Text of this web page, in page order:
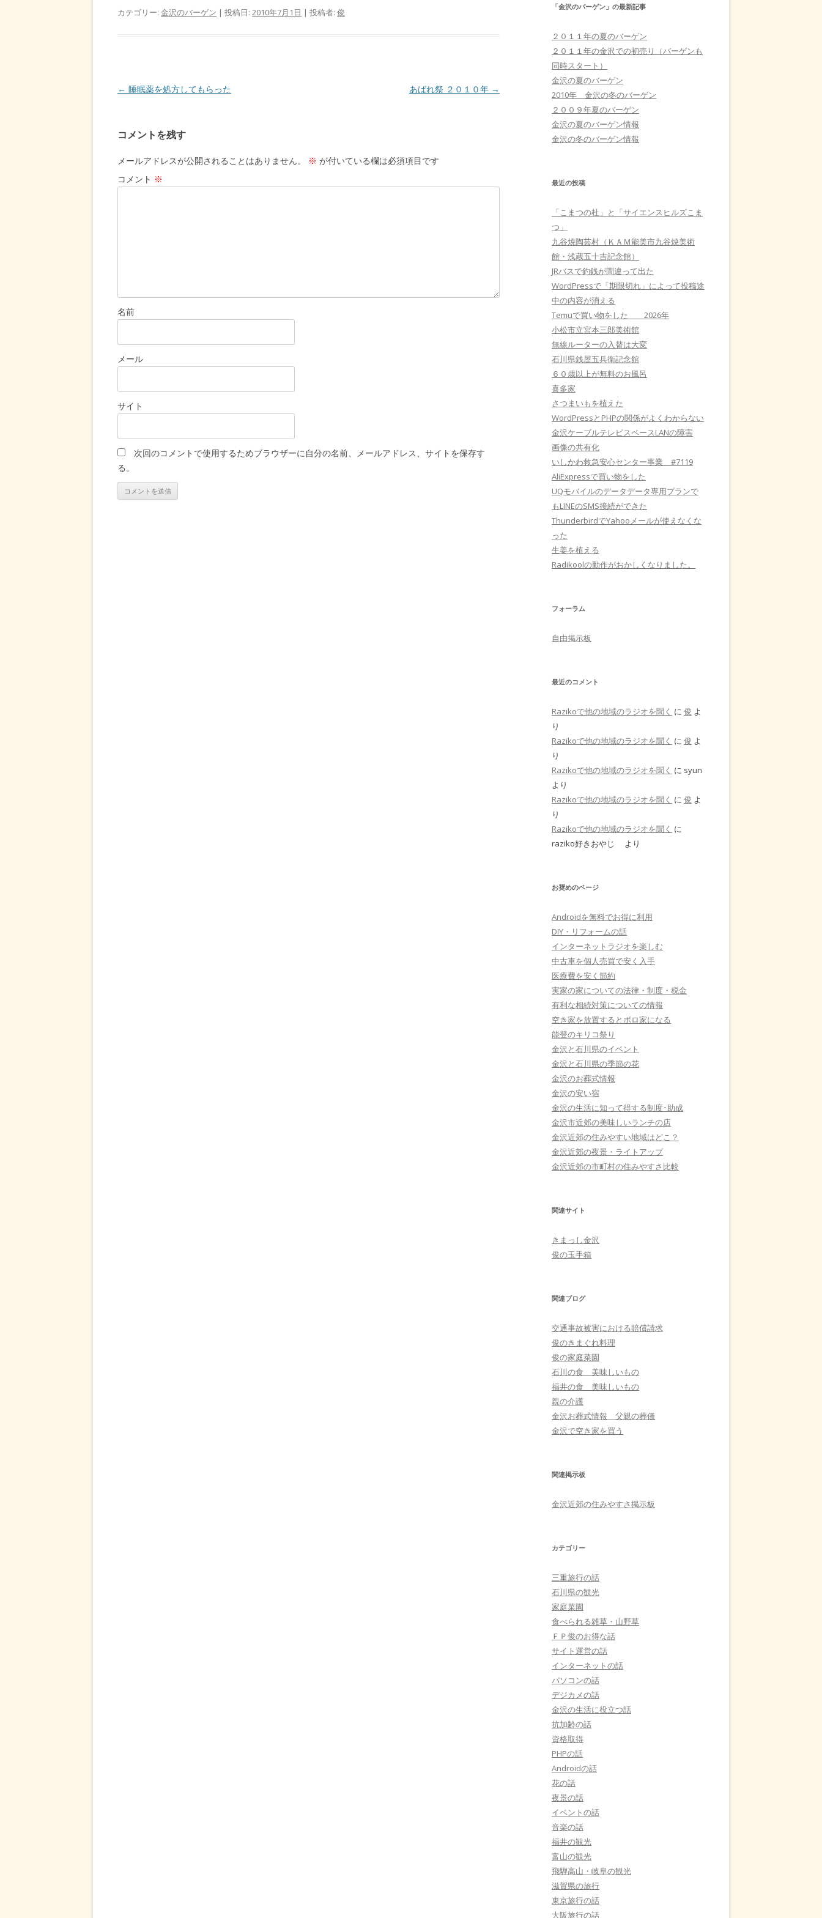
カテゴリー: 金沢のバーゲン | 投稿日: 2010年7月1日 | 投稿者: 俊
投
ビ
ゲ
ー
シ
← 睡眠薬を処方してもらった あばれ祭 ２０１０年 →
コメントを残す
メールアドレスが公開されることはありません。 ※ が付いている欄は必須項目です
コメント ※
名前
メール
サイト
次回のコメントで使用するためブラウザーに自分の名前、メールアドレス、サイトを保存す
る。
「金沢のバーゲン」の最新記事
２０１１年の夏のバーゲン
２０１１年の金沢での初売り（バーゲンも
同時スタート）
金沢の夏のバーゲン
2010年 金沢の冬のバーゲン
２００９年夏のバーゲン
金沢の夏のバーゲン情報
金沢の冬のバーゲン情報
最近の投稿
「こまつの杜」と「サイエンスヒルズこま
つ」
九谷焼陶芸村（ＫＡＭ能美市九谷焼美術
館・浅蔵五十吉記念館）
JRバスで釣銭が間違って出た
WordPressで「期限切れ」によって投稿途
中の内容が消える
Temuで買い物をした 2026年
小松市立宮本三郎美術館
無線ルーターの入替は大変
石川県銭屋五兵衛記念館
６０歳以上が無料のお風呂
喜多家
さつまいもを植えた
WordPressとPHPの関係がよくわからない
金沢ケーブルテレビスペースLANの障害
画像の共有化
いしかわ救急安心センター事業 #7119
AliExpressで買い物をした
UQモバイルのデータデータ専用プランで
もLINEのSMS接続ができた
ThunderbirdでYahooメールが使えなくな
った
生姜を植える
Radikoolの動作がおかしくなりました。
フォーラム
自由掲示板
最近のコメント
Razikoで他の地域のラジオを聞く に 俊 よ
り
Razikoで他の地域のラジオを聞く に 俊 よ
り
Razikoで他の地域のラジオを聞く に syun
より
Razikoで他の地域のラジオを聞く に 俊 よ
り
Razikoで他の地域のラジオを聞く に
raziko好きおやじ
より
お奨めのページ
Androidを無料でお得に利用
DIY・リフォームの話
インターネットラジオを楽しむ
中古車を個人売買で安く入手
医療費を安く節約
実家の家についての法律・制度・税金
有利な相続対策についての情報
空き家を放置するとボロ家になる
能登のキリコ祭り
金沢と石川県のイベント
金沢と石川県の季節の花
金沢のお葬式情報
金沢の安い宿
金沢の生活に知って得する制度･助成
金沢市近郊の美味しいランチの店
金沢近郊の住みやすい地域はどこ？
金沢近郊の夜景・ライトアップ
金沢近郊の市町村の住みやすさ比較
関連サイト
きまっし金沢
俊の玉手箱
関連ブログ
交通事故被害における賠償請求
俊のきまぐれ料理
俊の家庭菜園
石川の食 美味しいもの
福井の食 美味しいもの
親の介護
金沢お葬式情報 父親の葬儀
金沢で空き家を買う
関連掲示板
金沢近郊の住みやすさ掲示板
カテゴリー
三重旅行の話
石川県の観光
家庭菜園
食べられる雑草・山野草
ＦＰ俊のお得な話
サイト運営の話
インターネットの話
パソコンの話
デジカメの話
金沢の生活に役立つ話
抗加齢の話
資格取得
PHPの話
Androidの話
花の話
夜景の話
イベントの話
音楽の話
福井の観光
富山の観光
飛騨高山・岐阜の観光
滋賀県の旅行
東京旅行の話
大阪旅行の話